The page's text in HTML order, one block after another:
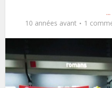
...
10 années avant
1